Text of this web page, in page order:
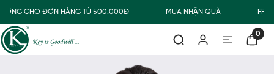
CHO ĐƠN HÀNG TỪ 500.000Đ MUA NHẬN QUÀ
0